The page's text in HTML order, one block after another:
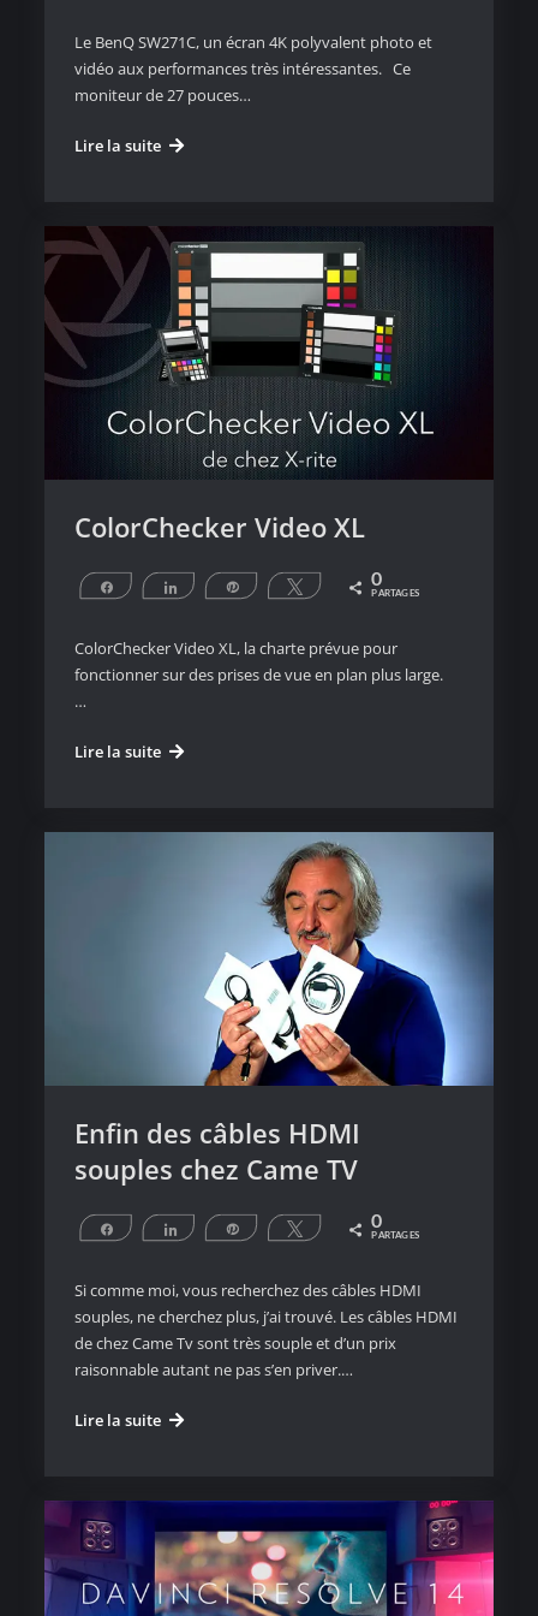
Le BenQ SW271C, un écran 4K polyvalent photo et
vidéo aux performances très intéressantes. Ce
moniteur de 27 pouces…
Lire la suiteBenQ
ColorChecker Video XL
Partagez Partagez Épingle Tweetez 0
PARTAGES
ColorChecker Video XL, la charte prévue pour
fonctionner sur des prises de vue en plan plus large.
…
Lire la suiteColorChecker
Enfin des câbles HDMI
souples chez Came TV
Partagez Partagez Épingle Tweetez 0
PARTAGES
Si comme moi, vous recherchez des câbles HDMI
souples, ne cherchez plus, j’ai trouvé. Les câbles HDMI
de chez Came Tv sont très souple et d’un prix
raisonnable autant ne pas s’en priver.…
Lire la suiteEnfin
HDMI
souples
chez
Came
TV